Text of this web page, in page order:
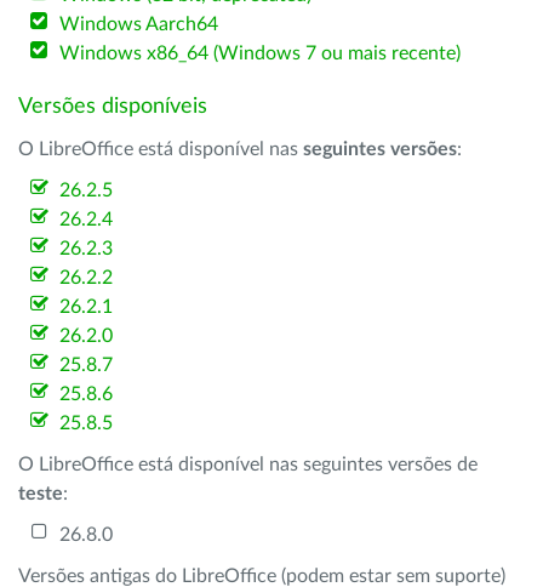
Windows Aarch64
Windows x86_64 (Windows 7 ou mais recente)
Versões disponíveis
O LibreOffice está disponível nas seguintes versões:
26.2.5
26.2.4
26.2.3
26.2.2
26.2.1
26.2.0
25.8.7
25.8.6
25.8.5
O LibreOffice está disponível nas seguintes versões de
teste:
26.8.0
Versões antigas do LibreOffice (podem estar sem suporte)